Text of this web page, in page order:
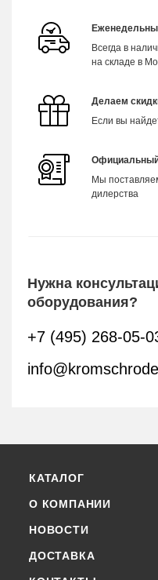
Всегда в
на складе в
Делаем
Если вы
Мы
дилерства
Нужна
оборудования?
+7 (495) 268-05-
КАТАЛОГ
О КОМПАНИИ
НОВОСТИ
ДОСТАВКА